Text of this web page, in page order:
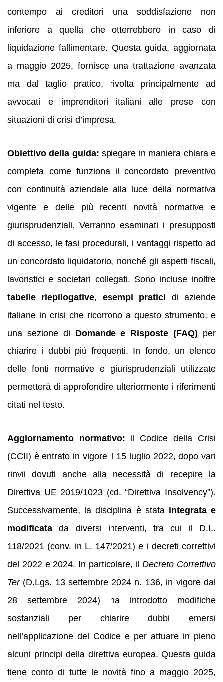
contempo ai creditori una soddisfazione non
inferiore a quella che otterrebbero in caso di
liquidazione fallimentare. Questa guida, aggiornata
a maggio 2025, fornisce una trattazione avanzata
ma dal taglio pratico, rivolta principalmente ad
avvocati e imprenditori italiani alle prese con
situazioni di crisi d’impresa.
Obiettivo della guida: spiegare in maniera chiara e
completa come funziona il concordato preventivo
con continuità aziendale alla luce della normativa
vigente e delle più recenti novità normative e
giurisprudenziali. Verranno esaminati i presupposti
di accesso, le fasi procedurali, i vantaggi rispetto ad
un concordato liquidatorio, nonché gli aspetti fiscali,
lavoristici e societari collegati. Sono incluse inoltre
tabelle riepilogative, esempi pratici di aziende
italiane in crisi che ricorrono a questo strumento, e
una sezione di Domande e Risposte (FAQ) per
chiarire i dubbi più frequenti. In fondo, un elenco
delle fonti normative e giurisprudenziali utilizzate
permetterà di approfondire ulteriormente i riferimenti
citati nel testo.
Aggiornamento normativo: il Codice della Crisi
(CCII) è entrato in vigore il 15 luglio 2022, dopo vari
rinvii dovuti anche alla necessità di recepire la
Direttiva UE 2019/1023 (cd. “Direttiva Insolvency”).
Successivamente, la disciplina è stata integrata e
modificata da diversi interventi, tra cui il D.L.
118/2021 (conv. in L. 147/2021) e i decreti correttivi
del 2022 e 2024. In particolare, ilDecreto Correttivo
Ter(D.Lgs. 13 settembre 2024 n. 136, in vigore dal
28 settembre 2024) ha introdotto modifiche
sostanziali per chiarire dubbi emersi
nell’applicazione del Codice e per attuare in pieno
alcuni principi della direttiva europea. Questa guida
tiene conto di tutte le novità fino a maggio 2025,